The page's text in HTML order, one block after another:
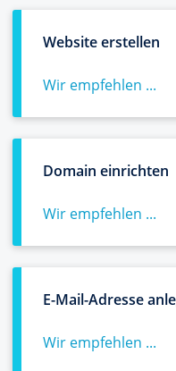
Website erstellen
Wir empfehlen ...
Domain einrichten
Wir empfehlen ...
E-Mail-Adresse
Wir empfehlen ...